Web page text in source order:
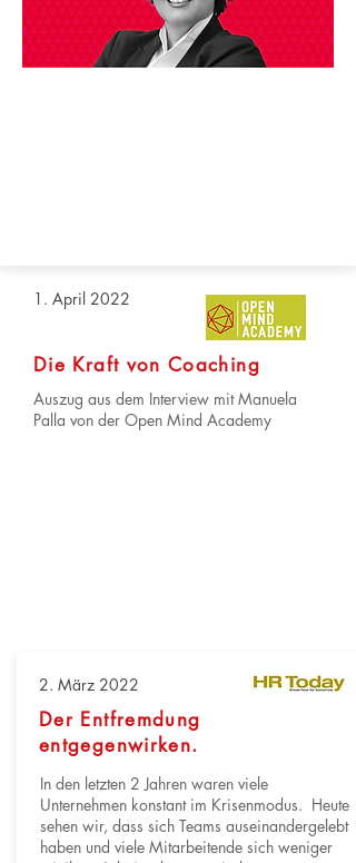
1. April 2022
Die Kraft von Coaching
Auszug aus dem Interview mit Manuela
Palla von der Open Mind Academy
2. März 2022
Der Entfremdung
entgegenwirken.
In den letzten 2 Jahren waren viele
Unternehmen konstant im Krisenmodus. Heute
sehen wir, dass sich Teams auseinandergelebt
haben und viele Mitarbeitende sich weniger